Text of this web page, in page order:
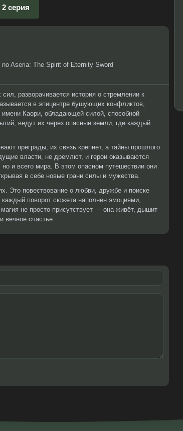
2 серия
Aseria: The Spirit of Eternity Sword
разворачивается история о стремлении к
в эпицентре бушующих конфликтов,
имени Каори, обладающей силой, способной
ведут их через опасные земли, где каждый
преграды, их связь крепнет, а тайны прошлого
власти, не дремлют, и герои оказываются
и всего мира. В этом опасном путешествии они
в себе новые грани силы и мужества.
Это повествование о любви, дружбе и поиске
поворот сюжета наполнен эмоциями,
не просто присутствует — она живёт, дышит
вечное счастье.